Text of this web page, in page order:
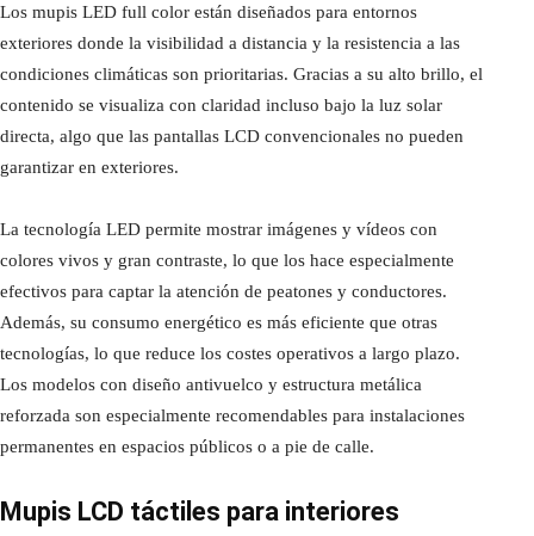
Los mupis LED full color están diseñados para entornos
exteriores donde la visibilidad a distancia y la resistencia a las
condiciones climáticas son prioritarias. Gracias a su alto brillo, el
contenido se visualiza con claridad incluso bajo la luz solar
directa, algo que las pantallas LCD convencionales no pueden
garantizar en exteriores.
La tecnología LED permite mostrar imágenes y vídeos con
colores vivos y gran contraste, lo que los hace especialmente
efectivos para captar la atención de peatones y conductores.
Además, su consumo energético es más eficiente que otras
tecnologías, lo que reduce los costes operativos a largo plazo.
Los modelos con diseño antivuelco y estructura metálica
reforzada son especialmente recomendables para instalaciones
permanentes en espacios públicos o a pie de calle.
Mupis LCD táctiles para interiores